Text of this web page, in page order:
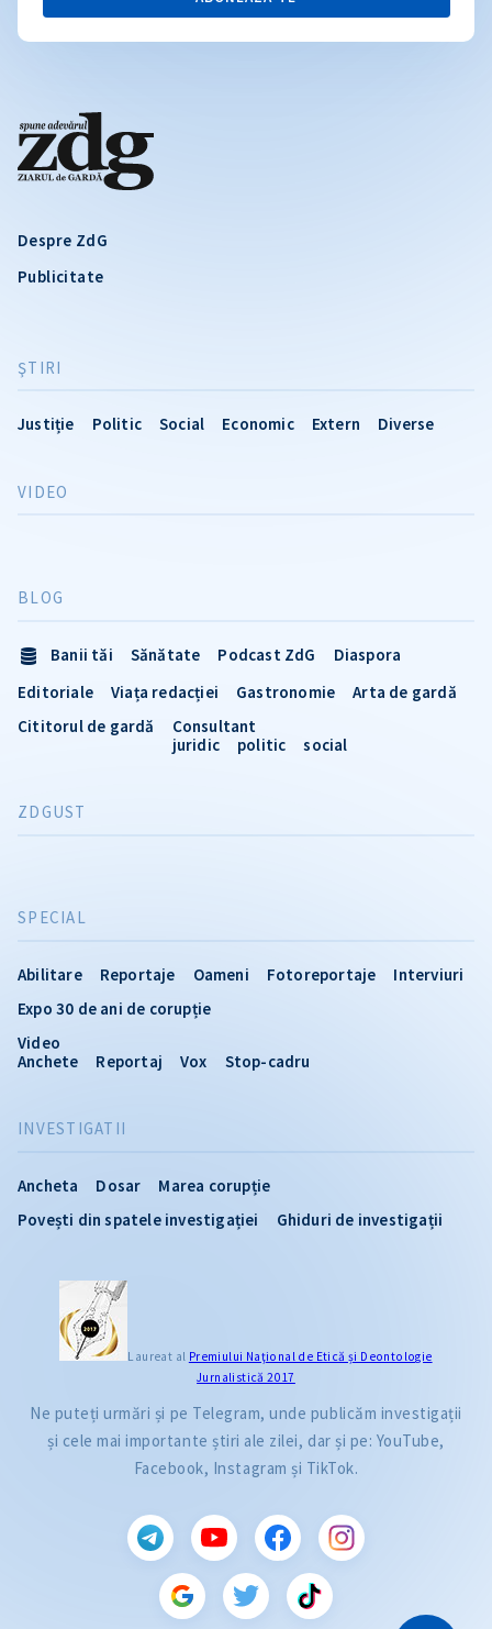
Despre ZdG
Publicitate
ŞTIRI
Justiție Politic Social Economic Extern Diverse
INVESTIGATII
Ancheta Dosar
Marea corupție
Povești din spatele investigației
Ghiduri de investigații
VIDEO
SPECIAL
Abilitare Reportaje Oameni Fotoreportaje
Interviuri
Expo 30 de ani de corupție
Video
Anchete
Reportaj Vox Stop-cadru
BLOG
Banii tăi Sănătate Podcast ZdG
Diaspora
Editoriale
Viața redacției Gastronomie
Arta de gardă
Cititorul de gardă
Consultant
juridic
politic social
ZDGUST
Laureat al Premiului Naţional de Etică și Deontologie
Jurnalistică 2017
Ne puteți urmări și pe Telegram, unde publicăm investigații
și cele mai importante știri ale zilei, dar și pe: YouTube,
Facebook, Instagram și TikTok.